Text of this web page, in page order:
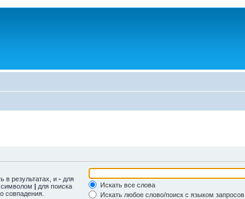
в результатах, и - для
символом | для поиска
совпадения.
Искать все слова
Искать любое слово/поиск с языком запросов